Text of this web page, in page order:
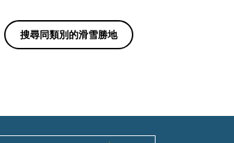
搜尋同類別的滑雪勝地